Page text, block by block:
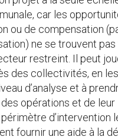
car les
ou de compensation
ne se trouvent pas
restreint. Il peut
des collectivités, en
d’analyse et à
des opérations et de leur
d’intervention
fournir une aide à la